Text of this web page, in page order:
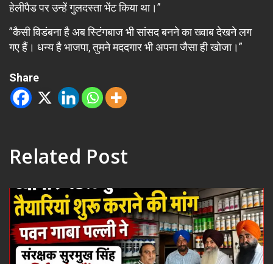
हेलीपैड पर उन्हें गुलदस्ता भेंट किया था।”
”कैसी विडंबना है अब स्टिंगबाज भी सांसद बनने का ख्वाब देखने लग
गए हैं। धन्य है भाजपा, तुमने मददगार भी अपना जैसा ही खोजा।”
Share
Related Post